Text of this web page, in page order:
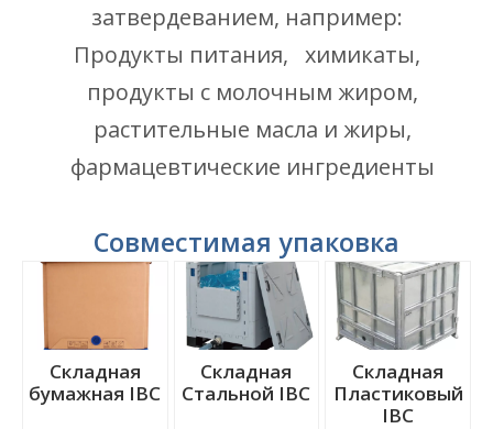
затвердеванием, например:
Продукты питания, химикаты,
продукты с молочным жиром,
растительные масла и жиры,
фармацевтические ингредиенты
Совместимая упаковка
Складная
бумажная IBC
Складная
Стальной IВС
Складная
Пластиковый
IBС